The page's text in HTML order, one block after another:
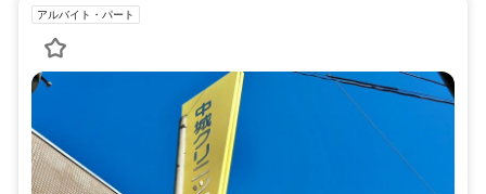
アルバイト・パート